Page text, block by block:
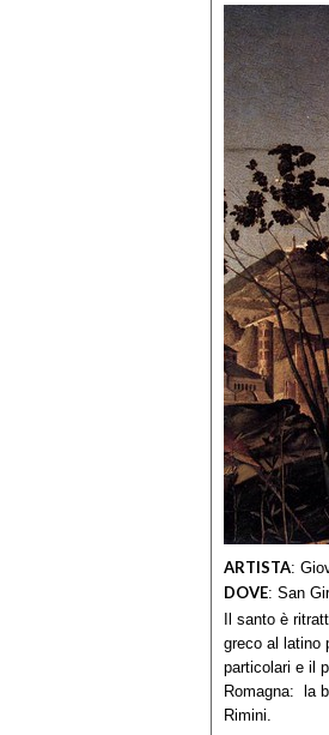
ARTISTA:
DOVE: San
Il santo è
greco al latino
particolari e il
Romagna: la
Rimini